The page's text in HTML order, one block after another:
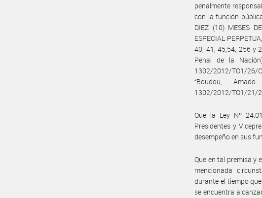
penalmente
con la función
DIEZ (10) MESES
ESPECIAL
40, 41, 45,54, 256 y
Penal de la
1302/2012/TO1/26/
“Boudou,
1302/2012/TO1/21/
Que la Ley Nº
Presidentes y
desempeño en sus
Que en tal premisa y
mencionada
durante el tiempo
se encuentra